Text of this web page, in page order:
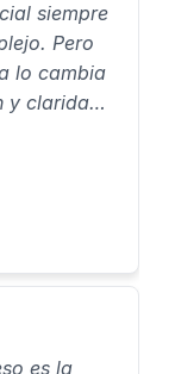
siempre
Pero
lo cambia
de
fue
es la